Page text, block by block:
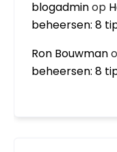
blogadminop
beheersen: 8
Ron Bouwman
beheersen: 8